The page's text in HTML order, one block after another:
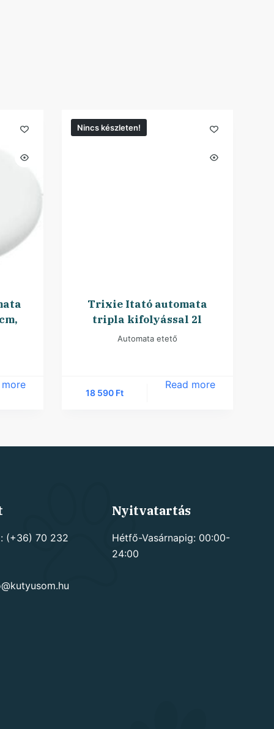
more
Nincs készleten!
Trixie Itató automata
tripla kifolyással 2l
Automata etető
18 590 Ft
Read more
(+36) 70 232
Nyitvatartás
Hétfő-Vasárnapig: 00:00-
24:00